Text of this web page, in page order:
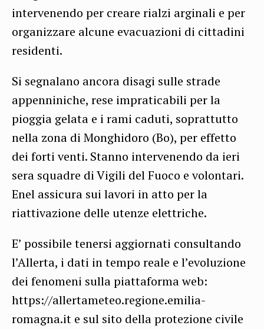
intervenendo per creare rialzi arginali e per
organizzare alcune evacuazioni di cittadini
residenti.
Si segnalano ancora disagi sulle strade
appenniniche, rese impraticabili per la
pioggia gelata e i rami caduti, soprattutto
nella zona di Monghidoro (Bo), per effetto
dei forti venti. Stanno intervenendo da ieri
sera squadre di Vigili del Fuoco e volontari.
Enel assicura sui lavori in atto per la
riattivazione delle utenze elettriche.
E’ possibile tenersi aggiornati consultando
l’Allerta, i dati in tempo reale e l’evoluzione
dei fenomeni sulla piattaforma web:
https://allertameteo.regione.emilia-
romagna.it e sul sito della protezione civile